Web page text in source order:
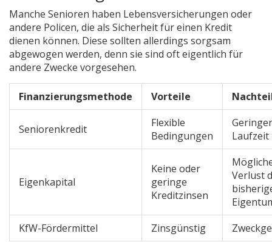
Manche Senioren haben Lebensversicherungen oder
andere Policen, die als Sicherheit für einen Kredit
dienen können. Diese sollten allerdings sorgsam
abgewogen werden, denn sie sind oft eigentlich für
andere Zwecke vorgesehen.
Finanzierungsmethode Vorteile
Seniorenkredit
Flexible
Bedingungen
Laufzeit
Eigenkapital
Keine oder
geringe
Kreditzinsen
Verlust
KfW-Fördermittel
Zinsgünstig